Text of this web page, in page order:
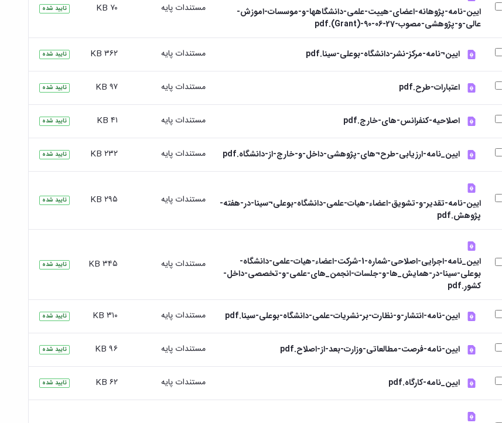
ایین-نامه-پژوهانه-اعضای-هییت-علمی-دانشگاهها-و-موسسات-اموزش-
عالی-و-پژوهشی-مصوب-27-06-90-(Grant).pdf
مستندات پایه ۷۰ KB تایید شده
ایین¬نامه-مرکز-نشر-دانشگاه-بوعلی-سینا.pdf مستندات پایه ۳۶۲ KB تایید شده
اعتبارات-طرح.pdf مستندات پایه ۹۷ KB تایید شده
اصلاحیه-کنفرانس-های-خارج.pdf مستندات پایه ۴۱ KB تایید شده
ایین_نامه-ارزیابی-طرح¬های-پژوهشی-داخل-و-خارج-از-دانشگاه.pdf مستندات پایه ۲۳۲ KB تایید شده
ایین-نامه-تقدیر-و-تشویق-اعضاء-هیات-علمی-دانشگاه-بوعلی¬سینا-در-هفته-
پژوهش.pdf
مستندات پایه ۲۹۵ KB تایید شده
ایین_نامه-اجرایی-اصلاحی-شماره-1-شرکت-اعضاء-هیات-علمی-دانشگاه-
بوعلی-سینا-در-همایش_ها-و-جلسات-انجمن_های-علمی-و-تخصصی-داخل-
کشور.pdf
مستندات پایه ۳۴۵ KB تایید شده
ایین-نامه-انتشار-و-نظارت-بر-نشریات-علمی-دانشگاه-بوعلی-سینا.pdf مستندات پایه ۳۱۰ KB تایید شده
ایین-نامه-فرصت-مطالعاتی-وزارت-بعد-از-اصلاح.pdf مستندات پایه ۹۶ KB تایید شده
ایین_نامه-کارگاه.pdf مستندات پایه ۶۲ KB تایید شده